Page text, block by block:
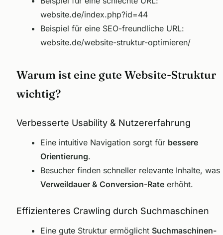
website.de/index.php?id=44
Beispiel für eine SEO-freundliche URL:
website.de/website-struktur-optimieren/
Warum ist eine gute Website-Struktur
wichtig?
Verbesserte Usability & Nutzererfahrung
Eine intuitive Navigation sorgt für bessere
Orientierung.
Besucher finden schneller relevante Inhalte, was
Verweildauer & Conversion-Rateerhöht.
Effizienteres Crawling durch Suchmaschinen
Eine gute Struktur ermöglicht Suchmaschinen-